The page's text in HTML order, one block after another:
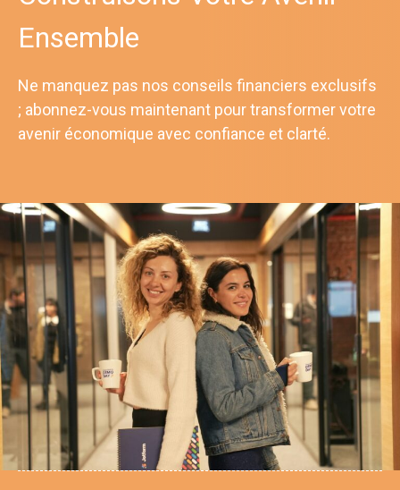
Ensemble
Ne manquez pas nos conseils financiers exclusifs
; abonnez-vous maintenant pour transformer votre
avenir économique avec confiance et clarté.